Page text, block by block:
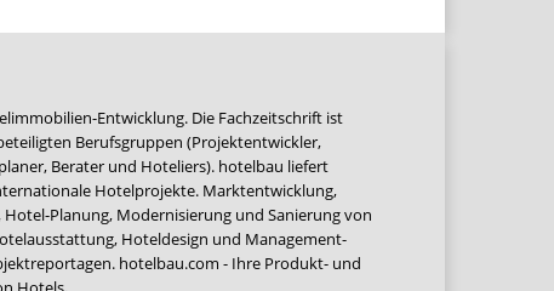
Entwicklung. Die Fachzeitschrift ist
Berufsgruppen (Projektentwickler,
Berater und Hoteliers). hotelbau liefert
Hotelprojekte. Marktentwicklung,
Planung, Modernisierung und Sanierung von
Hoteldesign und Management-
hotelbau.com - Ihre Produkt- und